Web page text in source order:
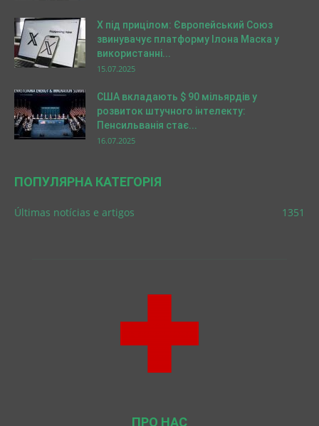
X під прицілом: Європейський Союз
звинувачує платформу Ілона Маска у
використанні...
15.07.2025
США вкладають $ 90 мільярдів у
розвиток штучного інтелекту:
Пенсильванія стає...
16.07.2025
ПОПУЛЯРНА КАТЕГОРІЯ
Últimas notícias e artigos 1351
ПРО НАС